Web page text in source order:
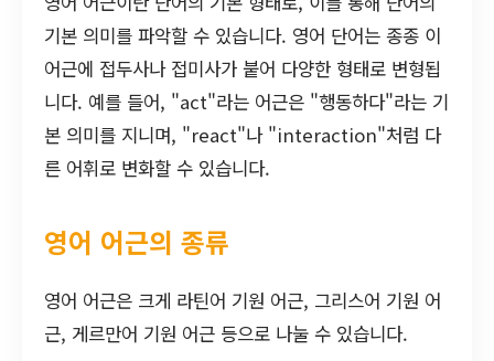
기본 의미를 파악할 수 있습니다. 영어 단어는 종종 이
어근에 접두사나 접미사가 붙어 다양한 형태로 변형됩
니다. 예를 들어, "act"라는 어근은 "행동하다"라는 기
본 의미를 지니며, "react"나 "interaction"처럼 다
른 어휘로 변화할 수 있습니다.
영어 어근의 종류
영어 어근은 크게 라틴어 기원 어근, 그리스어 기원 어
근, 게르만어 기원 어근 등으로 나눌 수 있습니다.